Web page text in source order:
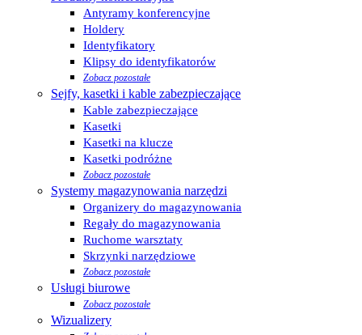
Antyramy konferencyjne
Holdery
Identyfikatory
Klipsy do identyfikatorów
Zobacz pozostałe
Sejfy, kasetki i kable zabezpieczające
Kable zabezpieczające
Kasetki
Kasetki na klucze
Kasetki podróżne
Zobacz pozostałe
Systemy magazynowania narzędzi
Organizery do magazynowania
Regały do magazynowania
Ruchome warsztaty
Skrzynki narzędziowe
Zobacz pozostałe
Usługi biurowe
Zobacz pozostałe
Wizualizery